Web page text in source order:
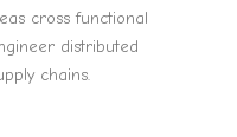
cross functional
distributed
chains.